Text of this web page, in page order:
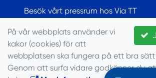
Besök vårt pressrum hos Via TT
© Seglarförbundet, 2022
På vår webbplats använder vi
kakor (cookies) för att
webbplatsen ska fungera på ett bra
Genom att surfa vidare godkänner du